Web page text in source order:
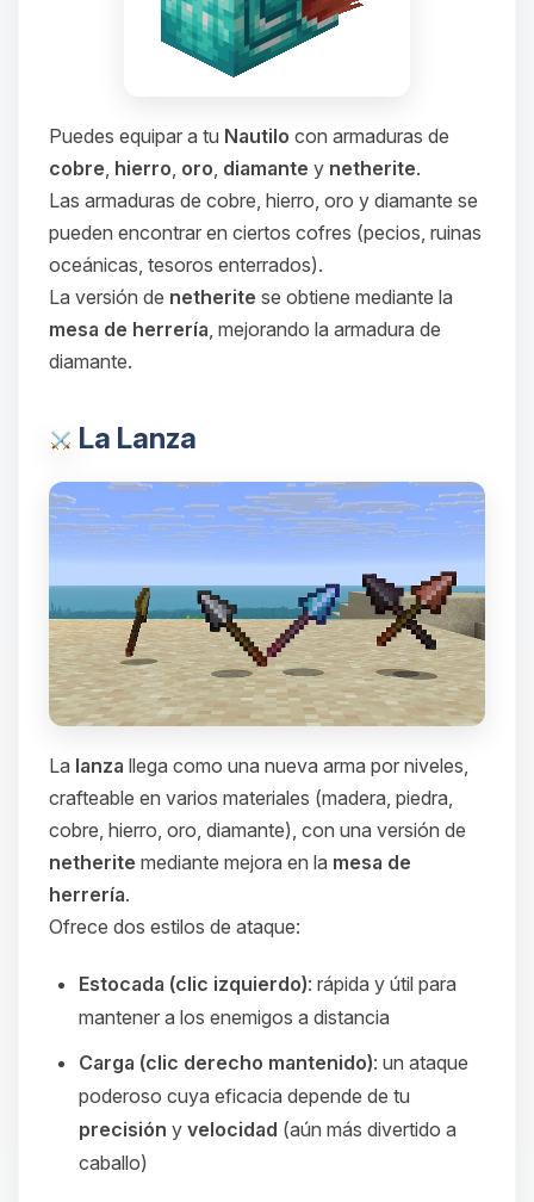
Puedes equipar a tu Nautilo con armaduras de
cobre hierro oro diamante y netherite.
Las armaduras de cobre, hierro, oro y diamante se
pueden encontrar en ciertos cofres (pecios, ruinas
oceánicas, tesoros enterrados).
La versión de netherite se obtiene mediante la
mesa de herrería , mejorando la armadura de
diamante.
La Lanza
La lanza llega como una nueva arma por niveles,
crafteable en varios materiales (madera, piedra,
cobre, hierro, oro, diamante), con una versión de
netherite mediante mejora en la mesa de
herrería.
Ofrece dos estilos de ataque:
Estocada (clic izquierdo): rápida y útil para
mantener a los enemigos a distancia
Carga (clic derecho mantenido): un ataque
poderoso cuya eficacia depende de tu
precisión y velocidad (aún más divertido a
caballo)
Yupi, por fin alguien con quien
hablar! Soy Choupy, tu pequeno
asistente de BoxToPlay. Cuentame
que necesitas y moveré mis
pequenos circuitos para ayudarte.
08/08/2026 16:40